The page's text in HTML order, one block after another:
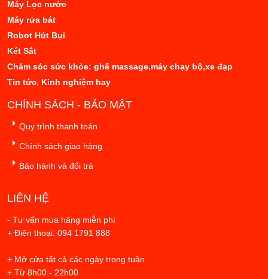
Máy Lọc nước
Máy rửa bát
Robot Hút Bụi
Két Sắt
Chăm sóc sức khỏe: ghế massage,máy chạy bộ,xe đạp
Tin tức, Kinh nghiệm hay
CHÍNH SÁCH - BẢO MẬT
Quy trình thanh toán
Chính sách giao hàng
Bảo hành và đổi trả
LIÊN HỆ
- Tư vấn mua hàng miễn phí
+ Điện thoại: 094 1791 888
+ Mở cửa tất cả các ngày trong tuần
+ Từ 8h00 - 22h00